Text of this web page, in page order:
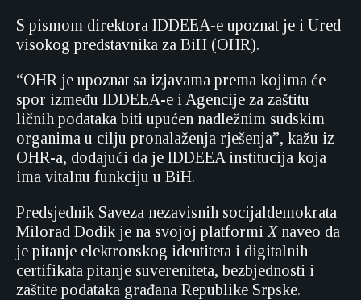
S pismom direktora IDDEEA-e upoznat je i Ured
visokog predstavnika za BiH (OHR).
“OHR je upoznat sa izjavama prema kojima će
spor između IDDEEA-e i Agencije za zaštitu
ličnih podataka biti upućen nadležnim sudskim
organima u cilju pronalaženja rješenja”, kažu iz
OHR-a, dodajući da je IDDEEA institucija koja
ima vitalnu funkciju u BiH.
Predsjednik Saveza nezavisnih socijaldemokrata
Milorad Dodik je na svojoj platformi Xnaveo da
je pitanje elektronskog identiteta i digitalnih
certifikata pitanje suvereniteta, bezbjednosti i
zaštite podataka građana Republike Srpske.